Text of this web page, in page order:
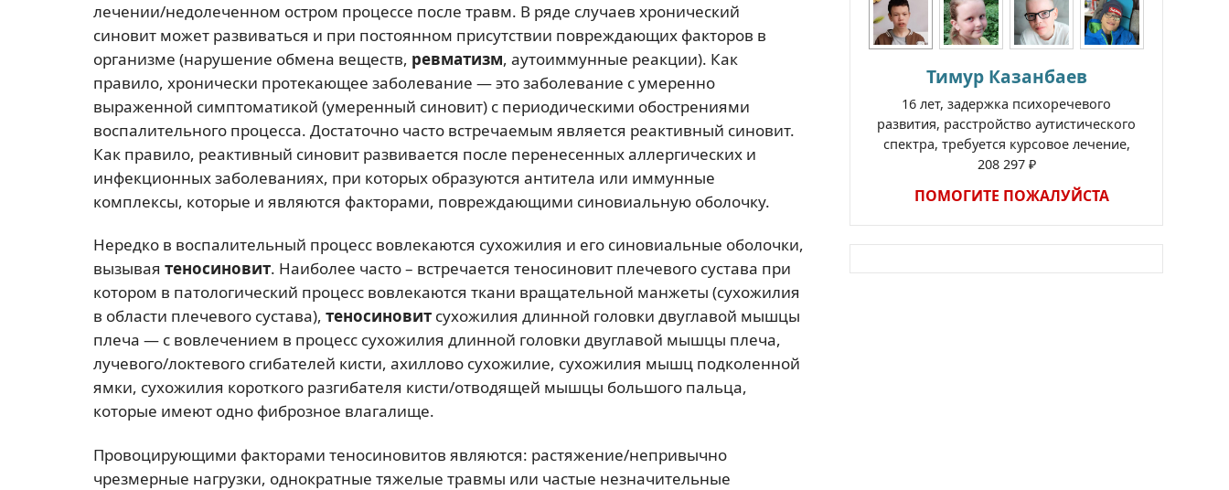
лечении/недолеченном остром процессе после травм. В ряде случаев хронический
синовит может развиваться и при постоянном присутствии повреждающих факторов в
организме (нарушение обмена веществ, ревматизм, аутоиммунные реакции). Как
правило, хронически протекающее заболевание — это заболевание с умеренно
выраженной симптоматикой (умеренный синовит) с периодическими обострениями
воспалительного процесса. Достаточно часто встречаемым является реактивный синовит.
Как правило, реактивный синовит развивается после перенесенных аллергических и
инфекционных заболеваниях, при которых образуются антитела или иммунные
комплексы, которые и являются факторами, повреждающими синовиальную оболочку.
Нередко в воспалительный процесс вовлекаются сухожилия и его синовиальные оболочки,
вызывая теносиновит. Наиболее часто – встречается теносиновит плечевого сустава при
котором в патологический процесс вовлекаются ткани вращательной манжеты (сухожилия
в области плечевого сустава), теносиновит сухожилия длинной головки двуглавой мышцы
плеча — с вовлечением в процесс сухожилия длинной головки двуглавой мышцы плеча,
лучевого/локтевого сгибателей кисти, ахиллово сухожилие, сухожилия мышц подколенной
ямки, сухожилия короткого разгибателя кисти/отводящей мышцы большого пальца,
которые имеют одно фиброзное влагалище.
Провоцирующими факторами теносиновитов являются: растяжение/непривычно
чрезмерные нагрузки, однократные тяжелые травмы или частые незначительные
Тимур Казанбаев
16 лет, задержка психоречевого
развития, расстройство аутистического
спектра, требуется курсовое лечение,
208 297 ₽
ПОМОГИТЕ ПОЖАЛУЙСТА